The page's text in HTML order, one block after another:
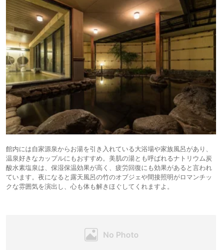
館内には自家源泉からお湯を引き入れている大浴場や家族風呂があり、
温泉好きなカップルにもおすすめ。美肌の湯とも呼ばれるナトリウム炭
酸水素塩泉は、保湿保温効果が高く、疲労回復にも効果があると言われ
ています。夜になると露天風呂の竹のオブジェや間接照明がロマンチッ
クな雰囲気を演出し、心も体も解きほぐしてくれますよ。